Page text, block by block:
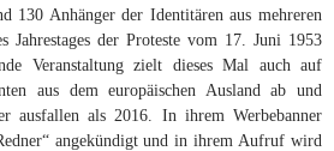
130 Anhänger der Identitären aus mehreren
Jahrestages der Proteste vom 17. Juni 1953
Veranstaltung zielt dieses Mal auch auf
aus dem europäischen Ausland ab und
ausfallen als 2016. In ihrem Werbebanner
angekündigt und in ihrem Aufruf wird